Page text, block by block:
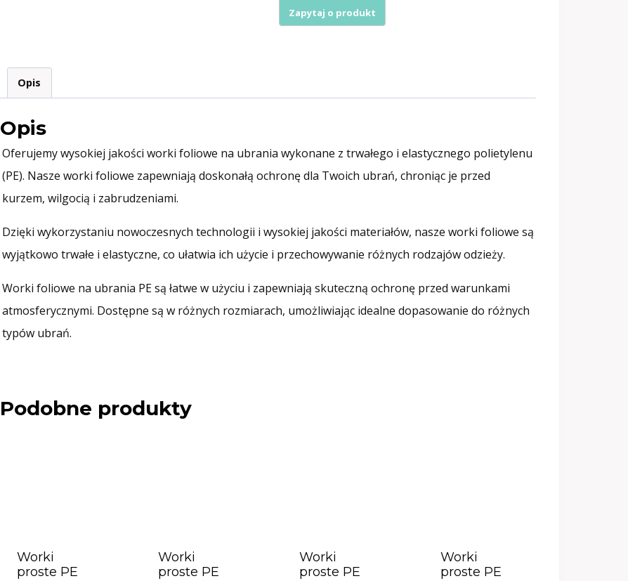
(100
Opis
Opis
Oferujemy wysokiej jakości worki foliowe na ubrania wykonane z trwałego i elastycznego polietylenu
(PE). Nasze worki foliowe zapewniają doskonałą ochronę dla Twoich ubrań, chroniąc je przed
kurzem, wilgocią i zabrudzeniami.
Dzięki wykorzystaniu nowoczesnych technologii i wysokiej jakości materiałów, nasze worki foliowe są
wyjątkowo trwałe i elastyczne, co ułatwia ich użycie i przechowywanie różnych rodzajów odzieży.
Worki foliowe na ubrania PE są łatwe w użyciu i zapewniają skuteczną ochronę przed warunkami
atmosferycznymi. Dostępne są w różnych rozmiarach, umożliwiając idealne dopasowanie do różnych
typów ubrań.
Podobne produkty
Worki
proste PE
Worki
proste PE
Worki
proste PE
Worki
proste PE